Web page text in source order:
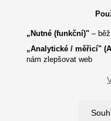
K jakémukoliv užití textů
„Nutné (funkční)" –
„Analytické / měřicí"
nám zlepšovat web